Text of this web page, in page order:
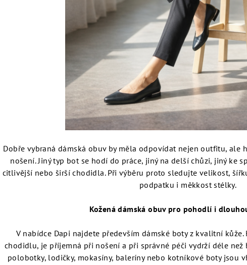
Dobře vybraná dámská obuv by měla odpovídat nejen outfitu, ale
nošení. Jiný typ bot se hodí do práce, jiný na delší chůzi, jiný ke
citlivější nebo širší chodidla. Při výběru proto sledujte velikost,
podpatku i měkkost stélky.
Kožená dámská obuv pro pohodlí i
V nabídce Dapi najdete především dámské boty z kvalitní
chodidlu, je příjemná při nošení a při správné péči vydrží déle než
polobotky, lodičky, mokasíny, baleríny nebo kotníkové boty jsou